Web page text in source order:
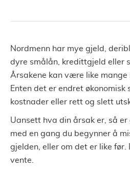
Nordmenn har mye gjeld,
dyre smålån, kredittgjeld eller
Årsakene kan være like mange
Enten det er endret økonomisk
kostnader eller rett og slett
Uansett hva din årsak er, så
med en gang du begynner å
gjelden, eller om det er like
vente.